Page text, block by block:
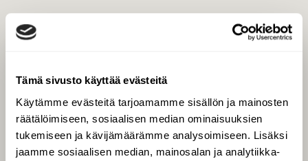
Tämä sivusto käyttää evästeitä
Käytämme evästeitä tarjoamamme sisällön ja mainosten
räätälöimiseen, sosiaalisen median ominaisuuksien
tukemiseen ja kävijämäärämme analysoimiseen. Lisäksi
jaamme sosiaalisen median, mainosalan ja analytiikka-
Tilaa digilukuoikeus
Äänestä parasta juttua
Tilaa uutiskirje